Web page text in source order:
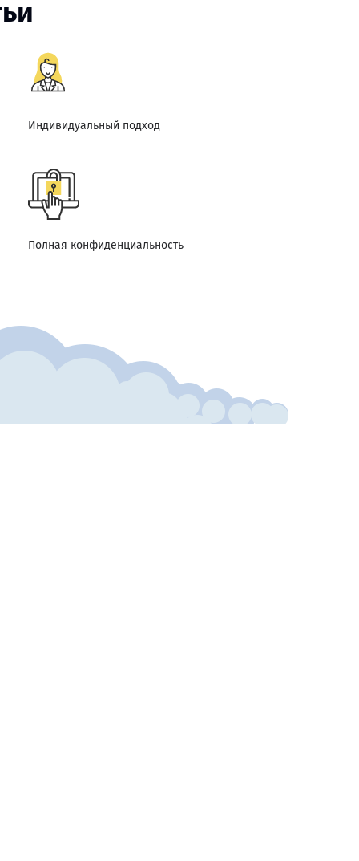
Индивидуальный подход
Полная конфиденциальность